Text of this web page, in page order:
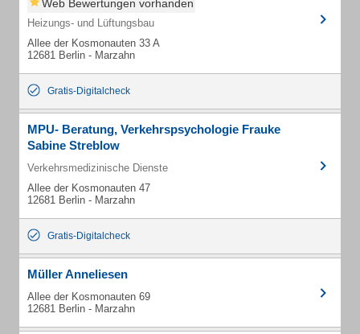
Web Bewertungen vorhanden
Heizungs- und Lüftungsbau
Allee der Kosmonauten 33 A
12681 Berlin - Marzahn
Gratis-Digitalcheck
MPU- Beratung, Verkehrspsychologie Frauke
Sabine Streblow
Verkehrsmedizinische Dienste
Allee der Kosmonauten 47
12681 Berlin - Marzahn
Gratis-Digitalcheck
Müller Anneliesen
Allee der Kosmonauten 69
12681 Berlin - Marzahn